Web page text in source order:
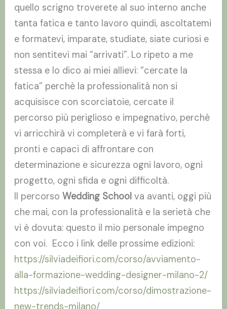
quello scrigno troverete al suo interno anche
tanta fatica e tanto lavoro quindi, ascoltatemi
e formatevi, imparate, studiate, siate curiosi e
non sentitevi mai “arrivati”. Lo ripeto a me
stessa e lo dico ai miei allievi: “cercate la
fatica” perchè la professionalità non si
acquisisce con scorciatoie, cercate il
percorso più periglioso e impegnativo, perchè
vi arricchirà vi completerà e vi farà forti,
pronti e capaci di affrontare con
determinazione e sicurezza ogni lavoro, ogni
progetto, ogni sfida e ogni difficoltà.
Il percorsoWedding School va avanti, oggi più
che mai, con la professionalità e la serietà che
vi è dovuta: questo il mio personale impegno
con voi. Ecco i link delle prossime edizioni:
https://silviadeifiori.com/corso/avviamento-
alla-formazione-wedding-designer-milano-2/
https://silviadeifiori.com/corso/dimostrazione-